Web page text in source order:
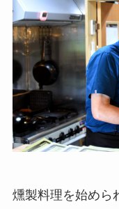
燻製料理を始めら